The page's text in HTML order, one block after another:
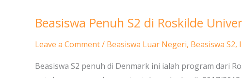
Beasiswa Penuh S2 di Roskilde
Leave a Comment/ Beasiswa Luar Negeri, Beasiswa S2,
Beasiswa S2 penuh di Denmark ini ialah program dari
Beasiswa
S2
di